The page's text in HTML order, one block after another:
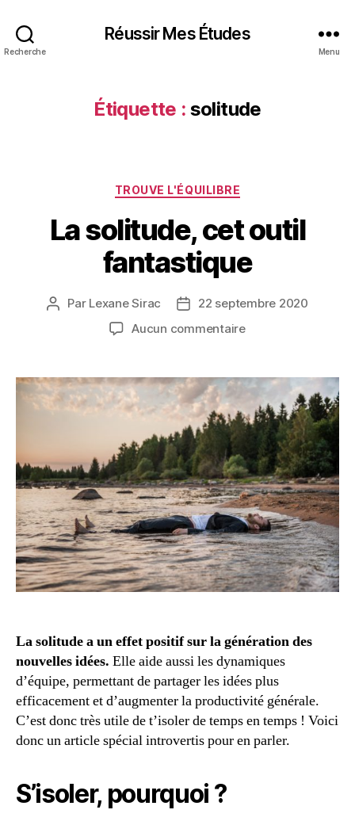
Recherche
Réussir Mes Études
Menu
Étiquette : solitude
Catégories
TROUVE L'ÉQUILIBRE
La solitude, cet outil
fantastique
Auteur
Par Lexane Sirac
Date22 septembre 2020
Aucun commentairesur
cet
outil
fantastique
La solitude a un effet positif sur la génération des
nouvelles idées. Elle aide aussi les dynamiques
d’équipe, permettant de partager les idées plus
efficacement et d’augmenter la productivité générale.
C’est donc très utile de t’isoler de temps en temps ! Voici
donc un article spécial introvertis pour en parler.
S’isoler, pourquoi ?